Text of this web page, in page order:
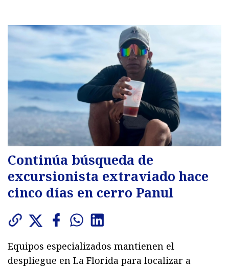
Continúa búsqueda de
excursionista extraviado hace
cinco días en cerro Panul
Equipos especializados mantienen el
despliegue en La Florida para localizar a